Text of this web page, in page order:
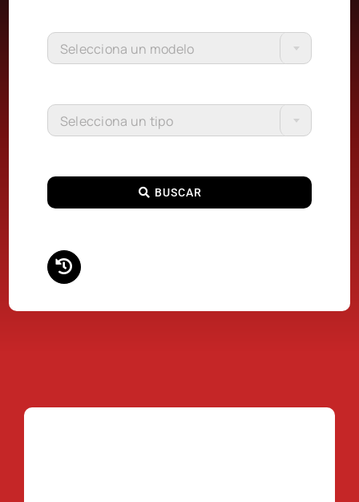
Selecciona un modelo
Selecciona un tipo
BUSCAR